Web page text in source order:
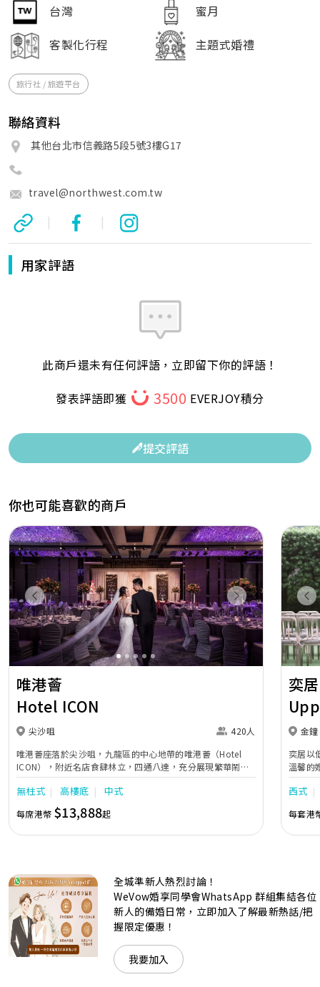
台灣
蜜月
客製化行程
主題式婚禮
旅行社 / 旅遊平台
聯絡資料
其他台北市信義路5段5號3樓G17
travel@northwest.com.tw
| |
用家評語
此商戶還未有任何評語，立即留下你的評語！
發表評語即獲
3500 EVERJOY積分
提交評語
你也可能喜歡的商戶
Previous Next
唯港薈
Hotel ICON
尖沙咀
420人
唯港薈座落於尖沙咀，九龍區的中心地帶的唯港薈（Hotel
ICON），附近名店食肆林立，四通八達，充分展現繁華鬧巿
中的活力個性，成為一眾準新人舉辦婚宴的熱門之選。專業團
隊由策劃統籌至所有婚宴每個細節，唯港薈都力臻完美，保證
讓您留下獨特的醉人回憶。 擁有時尚高樓頂的Silverbox宴會
廳，配置了全套先進的視聽影音及燈光設備配套，並採用極富
現代時尚感的水晶玻璃燈，演繹出與別不同的經典神韻。不論
準新人的個性及預算﹔保證為您打造夢寐以求的特別日子，令
賓客永誌難忘！
無柱式 高樓底 中式
每席港幣 $13,888起
奕居
金鐘
奕居以
溫馨的
團隊會
西式
每套港
全城準新人熱烈討論！
WeVow婚享同學會WhatsApp 群組集結各位
新人的備婚日常，立即加入了解最新熱話/把
握限定優惠！
我要加入